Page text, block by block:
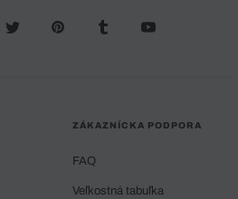
ZÁKAZNÍCKA PODPORA
FAQ
Veľkostná tabuľka